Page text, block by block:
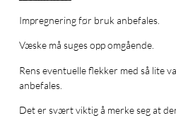
Impregnering før bruk anbefales.
Væske må suges opp omgående.
Rens eventuelle flekker med så lite
anbefales.
Det er svært viktig å merke seg at